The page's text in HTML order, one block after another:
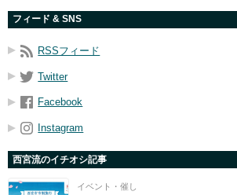
フィード & SNS
RSSフィード
Twitter
Facebook
Instagram
西宮流のイチオシ記事
イベント・催し